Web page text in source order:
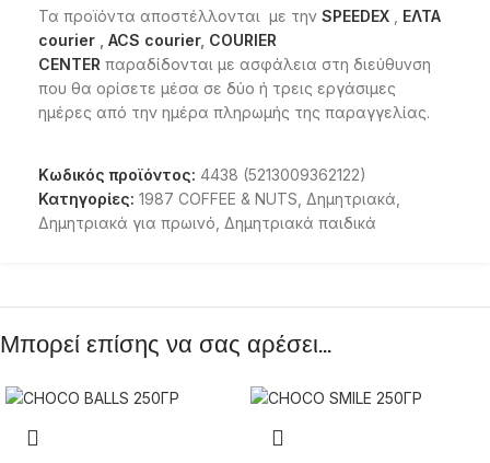
Τα προϊόντα αποστέλλονται με την SPEEDEX
ΕΛΤΑ
courier
ACS courier, COURIER
CENTER παραδίδονται με ασφάλεια στη διεύθυνση
που θα ορίσετε μέσα σε δύο ή τρεις εργάσιμες
ημέρες από την ημέρα πληρωμής της παραγγελίας.
Κωδικός προϊόντος: 4438 (5213009362122)
Κατηγορίες: 1987 COFFEE & NUTS Δημητριακά
Δημητριακά για πρωινό Δημητριακά παιδικά
Μπορεί επίσης να σας αρέσει…